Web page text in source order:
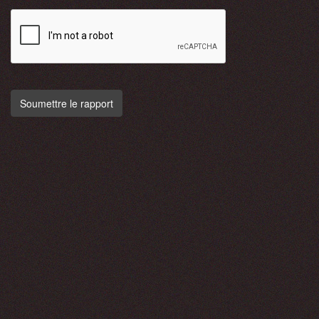
Soumettre le rapport